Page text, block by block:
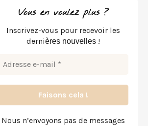
Vous en voulez plus ?
Inscrivez-vous pour recevoir les
dernières nouvelles !
Nous n’envoyons pas de messages